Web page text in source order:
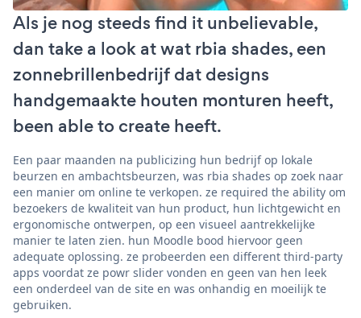
Als je nog steeds find it unbelievable,
dan take a look at wat rbia shades, een
zonnebrillenbedrijf dat designs
handgemaakte houten monturen heeft,
been able to create heeft.
Een paar maanden na publicizing hun bedrijf op lokale
beurzen en ambachtsbeurzen, was rbia shades op zoek naar
een manier om online te verkopen. ze required the ability om
bezoekers de kwaliteit van hun product, hun lichtgewicht en
ergonomische ontwerpen, op een visueel aantrekkelijke
manier te laten zien. hun Moodle bood hiervoor geen
adequate oplossing. ze probeerden een different third-party
apps voordat ze powr slider vonden en geen van hen leek
een onderdeel van de site en was onhandig en moeilijk te
gebruiken.